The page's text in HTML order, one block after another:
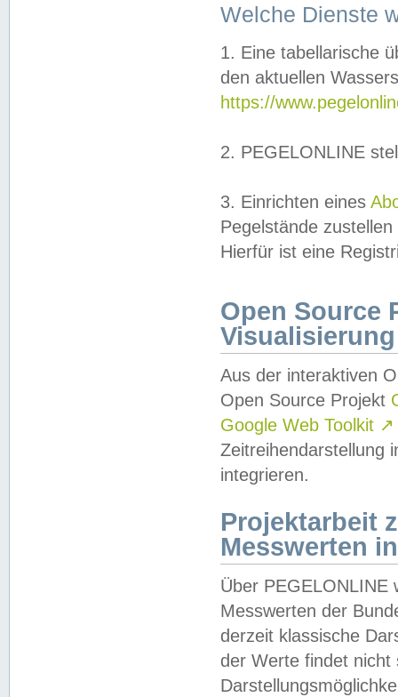
Welche Dienste
1. Eine tabellarische
den aktuellen
https://
2. PEGELONLINE
3. Einrichten eines
Pegelstände
Hierfür ist eine
Open Source
Visualisierung
Aus der interaktiven
Open Source Projekt
Google Web Toolkit ↗
Zeitreihendarstellung
integrieren.
Projektarbeit
Messwerten
Über PEGELONLINE
Messwerten der
derzeit klassische
der Werte findet